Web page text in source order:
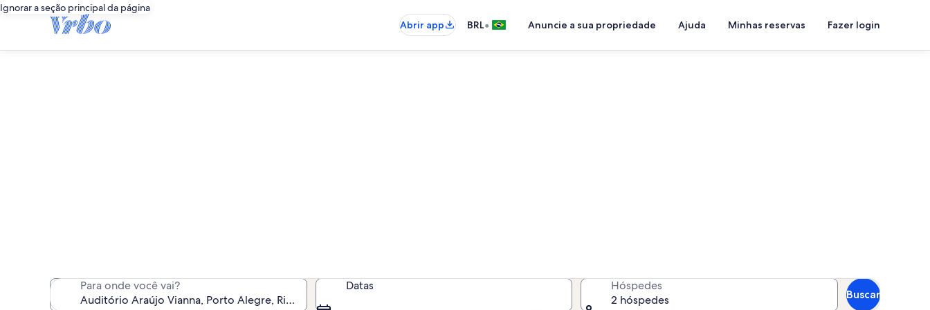
Ignorar a seção principal da página
Abrir app
BRL• Anuncie a sua propriedade Ajuda Minhas reservas Fazer login
Para onde você vai? Datas
Hóspedes
2 hóspedes
Buscar